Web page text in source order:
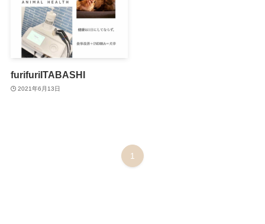
furifuriITABASHI
2021年6月13日
1